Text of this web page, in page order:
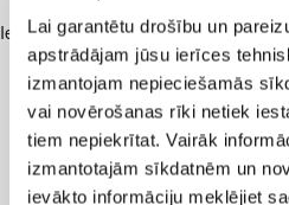
Lai garantētu drošību un
apstrādājam jūsu ierīces
izmantojam nepieciešamās
vai novērošanas rīki netiek
tiem nepiekrītat. Vairāk
izmantotajām sīkdatnēm un
ievākto informāciju meklējiet
Iesakām ar